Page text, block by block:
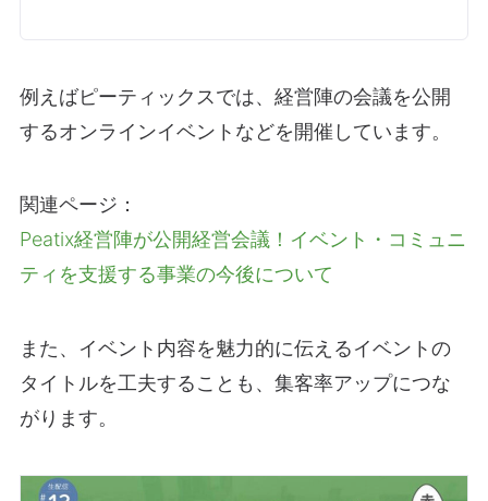
例えばピーティックスでは、経営陣の会議を公開
するオンラインイベントなどを開催しています。
関連ページ：
Peatix経営陣が公開経営会議！イベント・コミュニ
ティを支援する事業の今後について
また、イベント内容を魅力的に伝えるイベントの
タイトルを工夫することも、集客率アップにつな
がります。